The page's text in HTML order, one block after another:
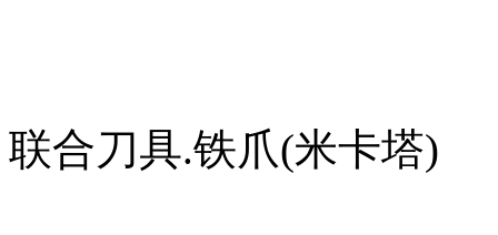
联合刀具.铁爪(米卡塔)